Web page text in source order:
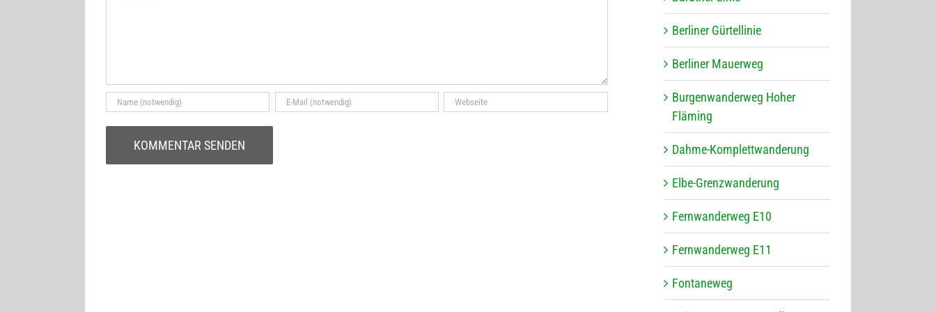
Ber­li­ner Gürtellinie
Ber­li­ner Mauerweg
Bur­gen­wan­der­weg Hoher
Fläming
Dahme-Kom­plett­wan­de­rung
Elbe-Grenz­wan­de­rung
Fern­wan­der­weg E10
Fern­wan­der­weg E11
Fon­ta­ne­weg